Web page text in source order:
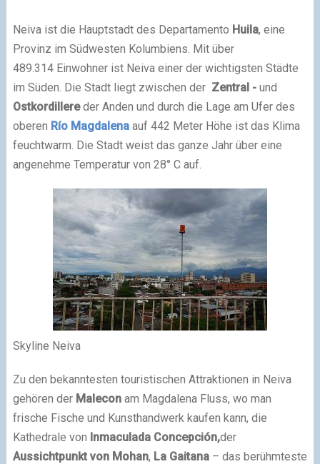
Neiva ist die Hauptstadt des Departamento Huila, eine
Provinz im Südwesten Kolumbiens. Mit über
489.314 Einwohner ist Neiva einer der wichtigsten Städte
im Süden. Die Stadt liegt zwischen der Zentral -und
Ostkordillereder Anden und durch die Lage am Ufer des
oberen Río Magdalena auf 442 Meter Höhe ist das Klima
feuchtwarm. Die Stadt weist das ganze Jahr über eine
angenehme Temperatur von 28° C auf.
Skyline Neiva
Zu den bekanntesten touristischen Attraktionen in Neiva
gehören der Maleconam Magdalena Fluss, wo man
frische Fische und Kunsthandwerk kaufen kann, die
Kathedrale von Inmaculada Concepción,der
Aussichtpunkt von Mohan, La Gaitana– das berühmteste